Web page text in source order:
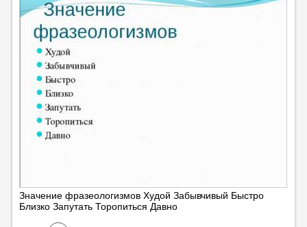
Значение фразеологизмов Худой Забывчивый Быстро
Близко Запутать Торопиться Давно